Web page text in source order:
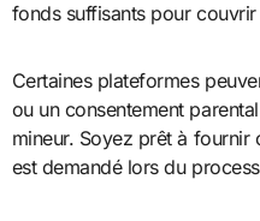
fonds suffisants pour couvrir
Certaines plateformes
ou un consentement
mineur. Soyez prêt à
est demandé lors du